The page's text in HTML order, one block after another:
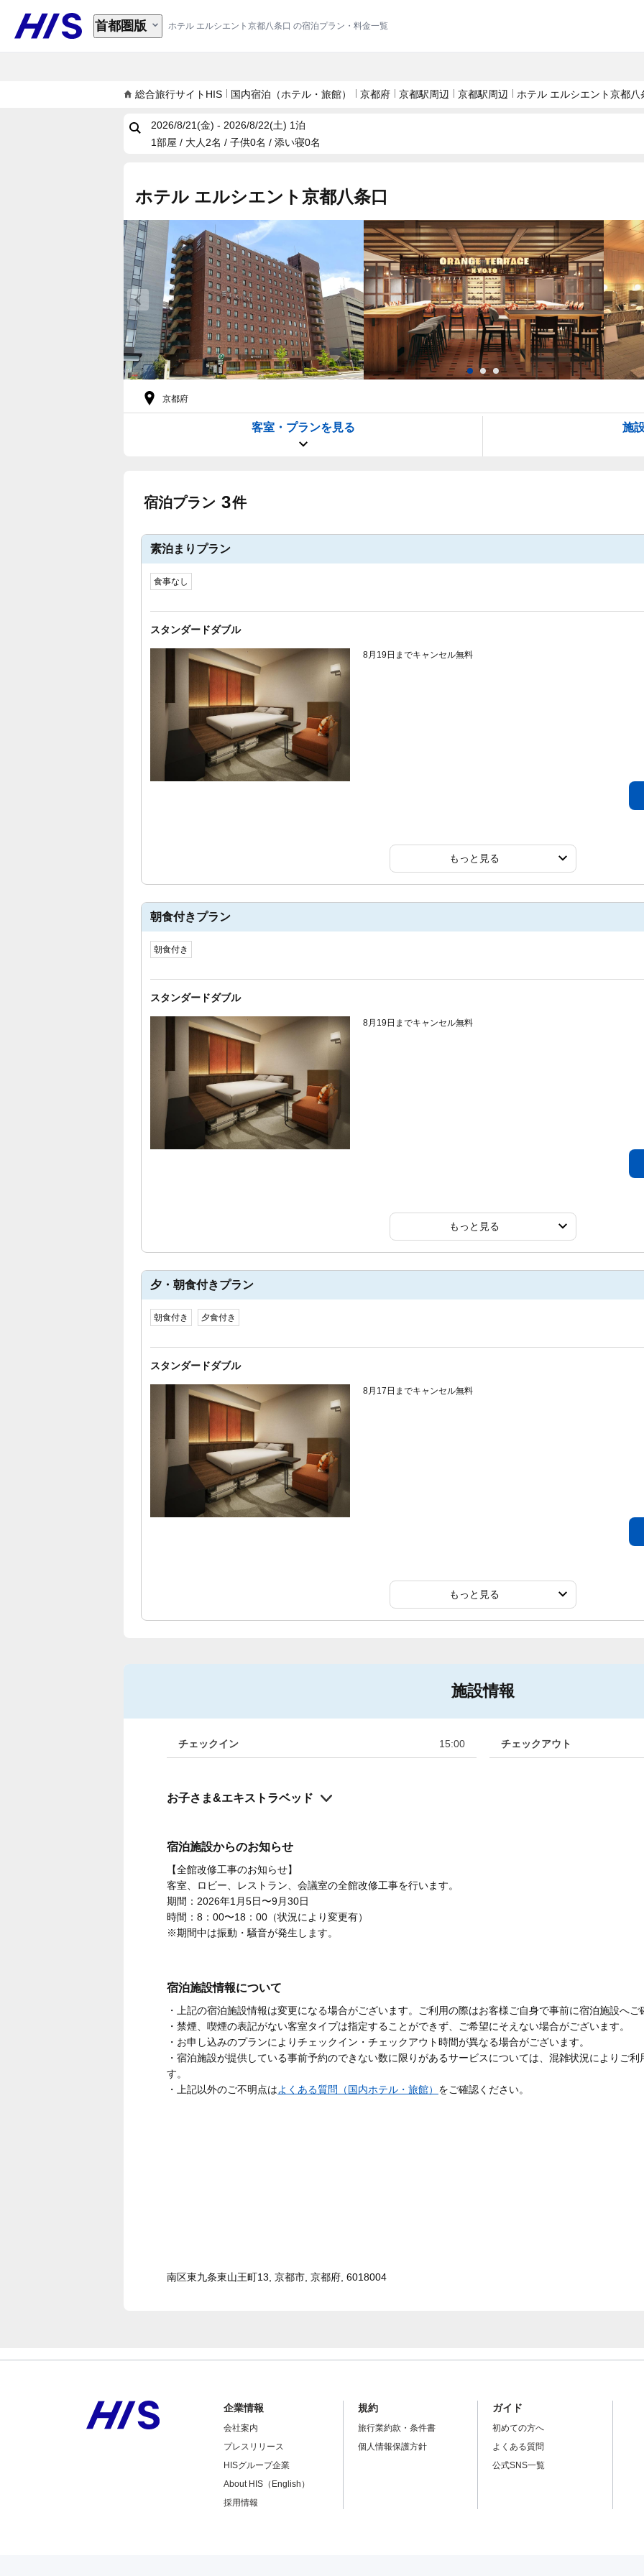
ホテル エルシエント京都八条口 の宿泊プラン・料金一覧
首都圏版
総合旅行サイトHIS 国内宿泊（ホテル・旅館） 京都府 京都駅周辺 京都駅周辺 ホテル エルシエント京都八
2026/8/21(金) - 2026/8/22(土) 1泊
1部屋 / 大人2名 / 子供0名 / 添い寝0名
ホテル エルシエント京都八条口
京都府
客室・プランを見る 施
宿泊プラン 3件
素泊まりプラン
食事なし
スタンダードダブル
8月19日までキャンセル無料
もっと見る
朝食付きプラン
朝食付き
スタンダードダブル
8月19日までキャンセル無料
もっと見る
夕・朝食付きプラン
朝食付き 夕食付き
スタンダードダブル
8月17日までキャンセル無料
もっと見る
施設情報
チェックイン 15:00 チェックアウト
お子さま&エキストラベッド
宿泊施設からのお知らせ
【全館改修工事のお知らせ】
客室、ロビー、レストラン、会議室の全館改修工事を行います。
期間：2026年1月5日〜9月30日
時間：8：00〜18：00（状況により変更有）
※期間中は振動・騒音が発生します。
宿泊施設情報について
・上記の宿泊施設情報は変更になる場合がございます。ご利用の際はお客様ご自身で事前に宿泊施設へご
・禁煙、喫煙の表記がない客室タイプは指定することができず、ご希望にそえない場合がございます。
・お申し込みのプランによりチェックイン・チェックアウト時間が異なる場合がございます。
・宿泊施設が提供している事前予約のできない数に限りがあるサービスについては、混雑状況によりご
す。
・上記以外のご不明点はよくある質問（国内ホテル・旅館） をご確認ください。
南区東九条東山王町13, 京都市, 京都府, 6018004
企業情報
会社案内
プレスリリース
HISグループ企業
About HIS（English）
採用情報
規約
旅行業約款・条件書
個人情報保護方針
ガイド
初めての方へ
よくある質問
公式SNS一覧